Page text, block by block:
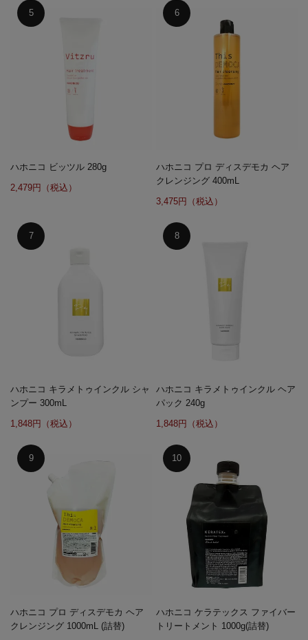
ハホニコ ビッツル 280g
2,479円（税込）
ハホニコ プロ ディスデモカ ヘア
クレンジング 400mL
3,475円（税込）
ハホニコ キラメトゥインクル シャ
ンプー 300mL
1,848円（税込）
ハホニコ キラメトゥインクル ヘア
パック 240g
1,848円（税込）
ハホニコ プロ ディスデモカ ヘア
クレンジング 1000mL (詰替)
ハホニコ ケラテックス ファイバー
トリートメント 1000g(詰替)